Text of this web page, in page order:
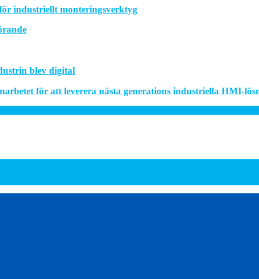
industriellt monteringsverktyg
blev digital
för att leverera nästa generations industriella HMI-